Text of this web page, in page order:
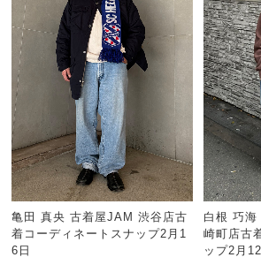
亀田 真央 古着屋JAM 渋谷店古
着コーディネートスナップ2月1
6日
白根 巧
崎町店古
ップ2月